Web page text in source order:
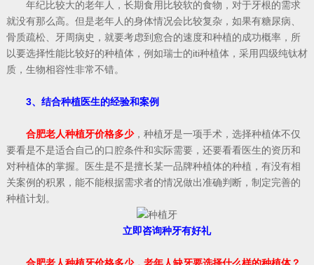
年纪比较大的老年人，长期食用比较软的食物，对于牙根的需求
就没有那么高。但是老年人的身体情况会比较复杂，如果有糖尿病、
骨质疏松、牙周病史，就要考虑到愈合的速度和种植的成功概率，所
以要选择性能比较好的种植体，例如瑞士的iti种植体，采用四级纯钛材
质，生物相容性非常不错。
3、结合种植医生的经验和案例
合肥老人种植牙价格多少，种植牙是一项手术，选择种植体不仅
要看是不是适合自己的口腔条件和实际需要，还要看看医生的资历和
对种植体的掌握。医生是不是擅长某一品牌种植体的种植，有没有相
关案例的积累，能不能根据需求者的情况做出准确判断，制定完善的
种植计划。
立即咨询种牙有好礼